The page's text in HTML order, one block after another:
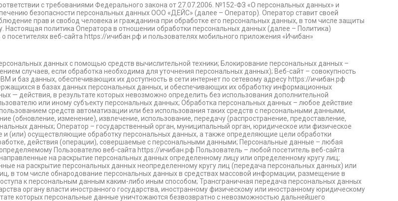
с требованиями Федерального закона от 27.07.2006. №152-ФЗ «О персональных данных» и
безопасности персональных данных ООО «ДЕЙС» (далее – Оператор). Оператор ставит своей
прав и свобод человека и гражданина при обработке его персональных данных, в том числе защиты
Настоящая политика Оператора в отношении обработки персональных данных (далее – Политика)
веб-сайта https://ичибан.рф и пользователях мобильного приложения «Ичибан»
данных с помощью средств вычислительной техники; Блокирование персональных данных –
случаев, если обработка необходима для уточнения персональных данных); Веб-сайт – совокупность
и баз данных, обеспечивающих их доступность в сети интернет по сетевому адресу https://ичибан.рф
в базах данных персональных данных, и обеспечивающих их обработку информационных
— действия, в результате которых невозможно определить без использования дополнительной
или иному субъекту персональных данных; Обработка персональных данных – любое действие
средств автоматизации или без использования таких средств с персональными данными,
(обновление, изменение), извлечение, использование, передачу (распространение, предоставление,
данных; Оператор – государственный орган, муниципальный орган, юридическое или физическое
(или) осуществляющие обработку персональных данных, а также определяющие цели обработки
действия (операции), совершаемые с персональными данными; Персональные данные – любая
Пользователю веб-сайта https://ичибан.рф Пользователь – любой посетитель веб-сайта
на раскрытие персональных данных определенному лицу или определенному кругу лиц;
на раскрытие персональных данных неопределенному кругу лиц (передача персональных данных) или
в том числе обнародование персональных данных в средствах массовой информации, размещение в
к персональным данным каким-либо иным способом; Трансграничная передача персональных данных
органу власти иностранного государства, иностранному физическому или иностранному юридическому
которых персональные данные уничтожаются безвозвратно с невозможностью дальнейшего